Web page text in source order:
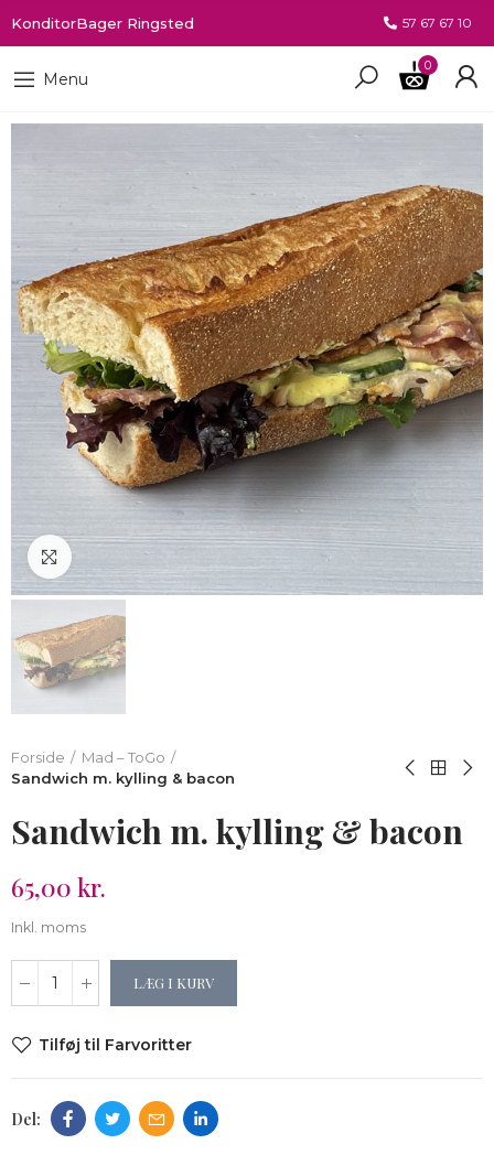
KonditorBager Ringsted 57 67 67 10
Menu
0
Klik for at forstørre
Forside
Mad – ToGo
Sandwich m. kylling & bacon
Sandwich m. kylling & bacon
65,00 kr.
Inkl. moms
LÆG I KURV
Tilføj til Farvoritter